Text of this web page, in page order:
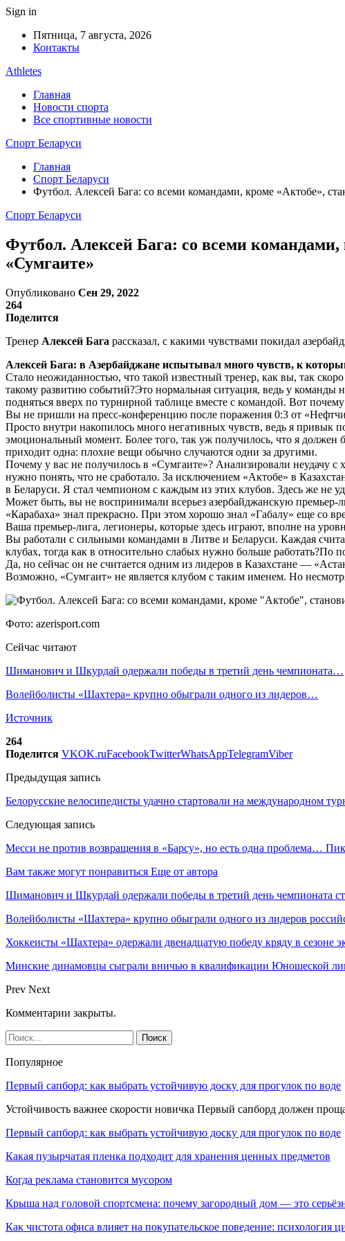
Sign in
Пятница, 7 августа, 2026
Контакты
Athletes
Главная
Новости спорта
Все спортивные новости
Спорт Беларуси
Главная
Спорт Беларуси
Футбол. Алексей Бага: со всеми командами, кроме «Актобе»,
Спорт Беларуси
Футбол. Алексей Бага: со всеми
«Сумгаите»
Опубликовано Сен 29, 2022
264
Поделится
Тренер Алексей Бага рассказал, с какими чувствами покидал
Алексей Бага: в Азербайджане испытывал много чувств, к
Стало неожиданностью, что такой известный тренер, как вы, так
такому развитию событий?Это нормальная ситуация, ведь у команды
подняться вверх по турнирной таблице вместе с командой. Вот
Вы не пришли на пресс-конференцию после поражения 0:3 от
Просто внутри накопилось много негативных чувств, ведь я
эмоциональный момент. Более того, так уж получилось, что я
приходит одна: плохие вещи обычно случаются одни за другими.
Почему у вас не получилось в «Сумгаите»? Анализировали неудачу
нужно понять, что не сработало. За исключением «Актобе» в
в Беларуси. Я стал чемпионом с каждым из этих клубов. Здесь же не
Может быть, вы не воспринимали всерьез азербайджанскую
«Карабаха» знал прекрасно. При этом хорошо знал «Габалу» еще со
Ваша премьер-лига, легионеры, которые здесь играют, вполне на
Вы работали с сильными командами в Литве и Беларуси. Каждая
клубах, тогда как в относительно слабых нужно больше работать?По
Да, но сейчас он не считается одним из лидеров в Казахстане —
Возможно, «Сумгаит» не является клубом с таким именем. Но
Фото: azerisport.com
Сейчас читают
Шиманович и Шкурдай одержали победы в третий день чемпионата…
Волейболисты «Шахтера» крупно обыграли одного из лидеров…
Источник
264
Поделится VKOK.ruFacebookTwitterWhatsAppTelegramViber
Предыдущая запись
Белорусские велосипедисты удачно стартовали на международном
Следующая запись
Месси не против возвращения в «Барсу», но есть одна проблема…
Вам также могут понравиться Еще от автора
Шиманович и Шкурдай одержали победы в третий день чемпионата
Волейболисты «Шахтера» крупно обыграли одного из лидеров
Хоккеисты «Шахтера» одержали двенадцатую победу кряду в сезоне
Минские динамовцы сыграли вничью в квалификации Юношеской
Prev Next
Комментарии закрыты.
Популярное
Первый сапборд: как выбрать устойчивую доску для прогулок по воде
Устойчивость важнее скорости новичка Первый сапборд должен
Первый сапборд: как выбрать устойчивую доску для прогулок по воде
Какая пузырчатая пленка подходит для хранения ценных предметов
Когда реклама становится мусором
Крыша над головой спортсмена: почему загородный дом — это
Как чистота офиса влияет на покупательское поведение: психология